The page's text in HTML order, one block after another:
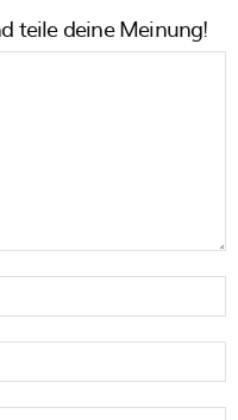
teile deine Meinung!